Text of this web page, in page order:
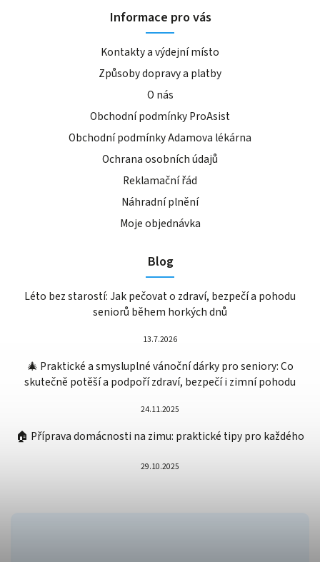
Informace pro vás
Kontakty a výdejní místo
Způsoby dopravy a platby
O nás
Obchodní podmínky ProAsist
Obchodní podmínky Adamova lékárna
Ochrana osobních údajů
Reklamační řád
Náhradní plnění
Moje objednávka
Blog
Léto bez starostí: Jak pečovat o zdraví, bezpečí a pohodu
seniorů během horkých dnů
13.7.2026
🎄 Praktické a smysluplné vánoční dárky pro seniory: Co
skutečně potěší a podpoří zdraví, bezpečí i zimní pohodu
24.11.2025
🏠 Příprava domácnosti na zimu: praktické tipy pro každého
29.10.2025